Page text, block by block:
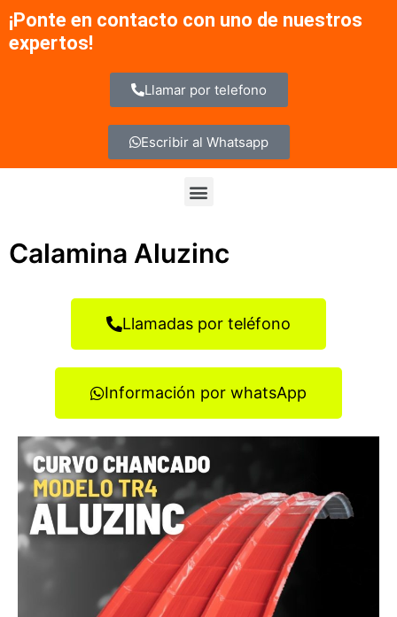
contenido
¡Ponte en contacto con uno de nuestros
expertos!
Llamar por telefono
Escribir al Whatsapp
Menu
Calamina Aluzinc
Llamadas por teléfono
Información por whatsApp